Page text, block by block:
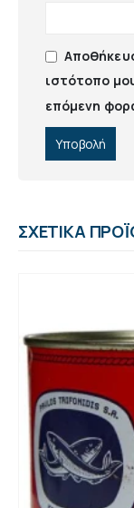
ιστότοπο
επόμενη
ΣΧΕΤΙΚΆ